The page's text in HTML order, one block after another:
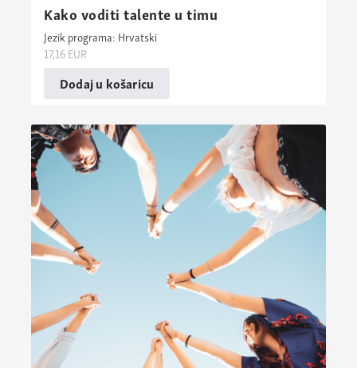
Kako voditi talente u timu
Jezik programa: Hrvatski
17,16EUR
Dodaj u košaricu